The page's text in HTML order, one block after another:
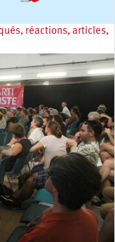
réactions, articles,